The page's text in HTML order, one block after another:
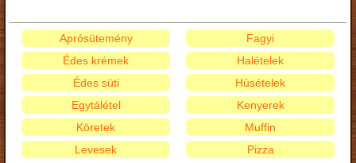
Aprósütemény
Édes krémek
Édes süti
Egytálétel
Fagyi
Halételek
Húsételek
Kenyerek
Köretek
Levesek
Muffin
Pizza